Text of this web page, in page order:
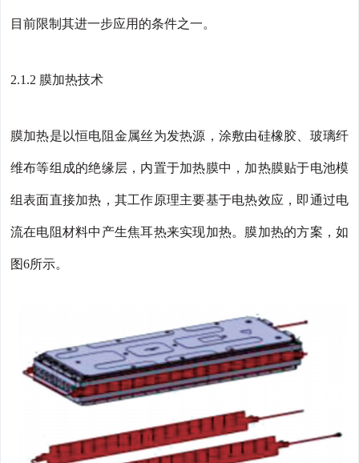
目前限制其进一步应用的条件之一。
2.1.2 膜加热技术
膜加热是以恒电阻金属丝为发热源，涂敷由硅橡胶、玻璃纤
维布等组成的绝缘层，内置于加热膜中，加热膜贴于电池模
组表面直接加热，其工作原理主要基于电热效应，即通过电
流在电阻材料中产生焦耳热来实现加热。膜加热的方案，如
图6所示。